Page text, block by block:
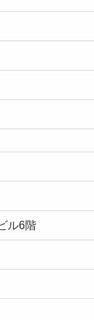
ル6階